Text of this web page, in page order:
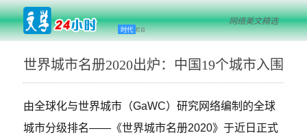
时代 栏目
网络美文精选
世界城市名册2020出炉：中国19个城市入围
由全球化与世界城市（GaWC）研究网络编制的全球
城市分级排名——《世界城市名册2020》于近日正式